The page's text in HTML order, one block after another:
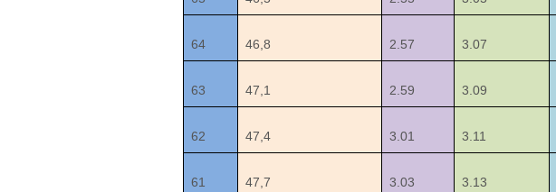
64 46,8 2.57 3.07
63 47,1 2.59 3.09
62 47,4 3.01 3.11
61 47,7 3.03 3.13